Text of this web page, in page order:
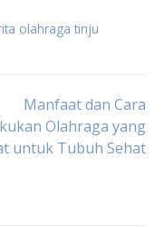
olahraga tinju
Manfaat dan Cara
Olahraga yang
untuk Tubuh Sehat